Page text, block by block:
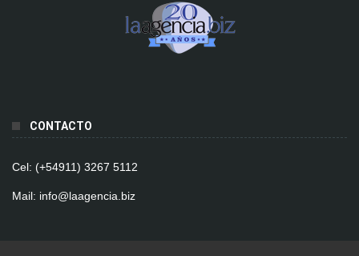
CONTACTO
Cel: (+54911) 3267 5112
Mail: info@laagencia.biz